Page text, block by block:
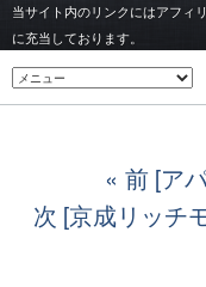
当サイト内のリンクにはアフィ
に充当しております。
前 [ア
次 [京成リッチ